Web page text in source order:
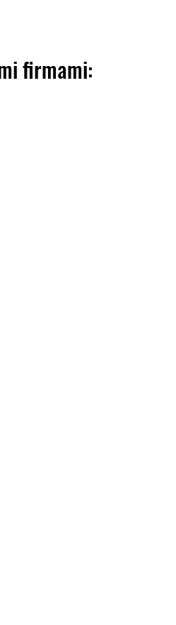
firmami: